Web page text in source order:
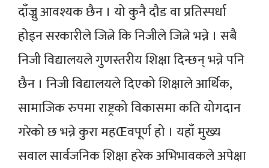
दाँज्नु आवश्यक छैन । यो कुनै दौड वा प्रतिस्पर्धा
होइन सरकारीले जित्ने कि निजीले जित्ने भन्ने । सबै
निजी विद्यालयले गुणस्तरीय शिक्षा दिन्छन् भन्ने पनि
छैन । निजी विद्यालयले दिएको शिक्षाले आर्थिक,
सामाजिक रुपमा राष्ट्रको विकासमा कति योगदान
गरेको छ भन्ने कुरा महŒवपूर्ण हो । यहाँ मुख्य
सवाल सार्वजनिक शिक्षा हरेक अभिभावकले अपेक्षा